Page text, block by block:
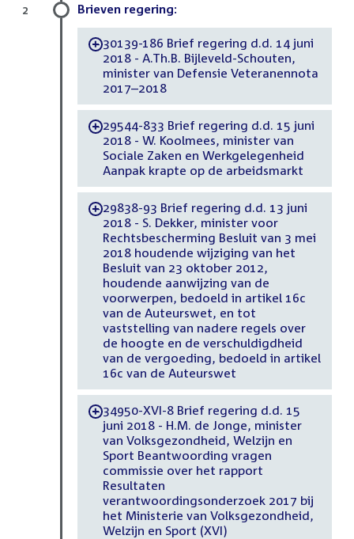
Brieven regering:
-30139-186 Brief regering d.d. 14 juni
2018 - A.Th.B. Bijleveld-Schouten,
minister van Defensie Veteranennota
2017–2018
-29544-833 Brief regering d.d. 15 juni
2018 - W. Koolmees, minister van
Sociale Zaken en Werkgelegenheid
Aanpak krapte op de arbeidsmarkt
-29838-93 Brief regering d.d. 13 juni
2018 - S. Dekker, minister voor
Rechtsbescherming Besluit van 3 mei
2018 houdende wijziging van het
Besluit van 23 oktober 2012,
houdende aanwijzing van de
voorwerpen, bedoeld in artikel 16c
van de Auteurswet, en tot
vaststelling van nadere regels over
de hoogte en de verschuldigdheid
van de vergoeding, bedoeld in artikel
16c van de Auteurswet
-34950-XVI-8 Brief regering d.d. 15
juni 2018 - H.M. de Jonge, minister
van Volksgezondheid, Welzijn en
Sport Beantwoording vragen
commissie over het rapport
Resultaten
verantwoordingsonderzoek 2017 bij
het Ministerie van Volksgezondheid,
Welzijn en Sport (XVI)
2